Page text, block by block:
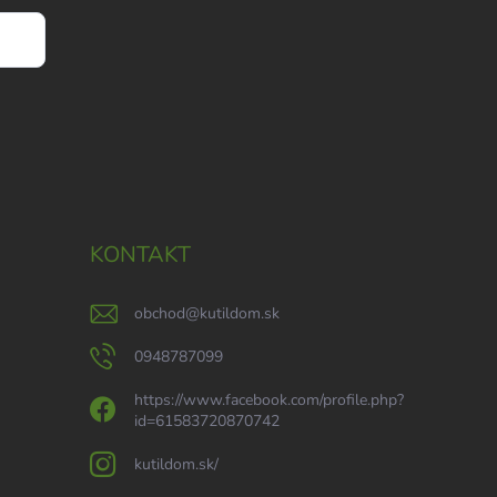
KONTAKT
obchod@kutildom.sk
0948787099
https://www.facebook.com/profile.php?
id=61583720870742
kutildom.sk/